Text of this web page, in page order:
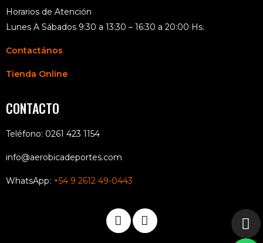
Horarios de Atención
Lunes A Sábados 9:30 a 13:30 – 16:30 a 20:00 Hs.
Contactános
Tienda Online
CONTACTO
Teléfono: 0261 423 1154
info@aerobicadeportes.com
WhatsApp: +54 9 2612 49-0443